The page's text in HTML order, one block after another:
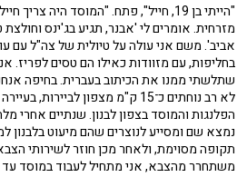
"הייתי בן 19, חייל", פתח. "המוסד היה
מזרחית. אומרים לי 'אבנר, תגיע בג'ינס
אביב'. משם אני עולה על טיולית של צה"ל עם
בחליפות, עם מזוודות כאילו הם טסים לפריז.
שתלשתי ממנו את הכיתוב בעברית. בחיפה
לא רב נוחתים כ־15 ק"מ מצפון
הפלנגות והמוסד בצפון לבנון. שנתיים אחרי
נמצא שם ומסייע לנוצרים שהם מיעוט בלבנון
תקופה מסוימת, ולאחר מכן חוזר לשירותי
משתחרר מהצבא, אני מתחיל לעבוד במוסד עד גיל